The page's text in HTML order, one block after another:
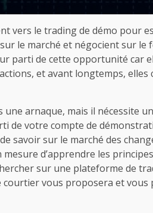
vers le trading de démo pour
le marché et négocient sur le
parti de cette opportunité car
et avant longtemps,
arnaque, mais il nécessite
de votre compte de
savoir sur le marché des
d’apprendre les
sur une plateforme de
courtier vous proposera et